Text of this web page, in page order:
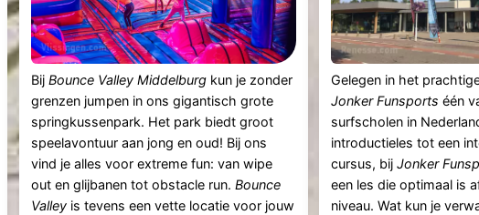
Bij Bounce Valley Middelburgkun je zonder
grenzen jumpen in ons gigantisch grote
springkussenpark. Het park biedt groot
speelavontuur aan jong en oud! Bij ons
vind je alles voor extreme fun: van wipe
out en glijbanen tot obstacle run. Bounce
Valleyis tevens een vette locatie voor jouw
Gelegen in het
Jonker Funsports één
surfscholen in
introductieles tot een
cursus, bijJonker
een les die optimaal is
niveau. Wat kun je